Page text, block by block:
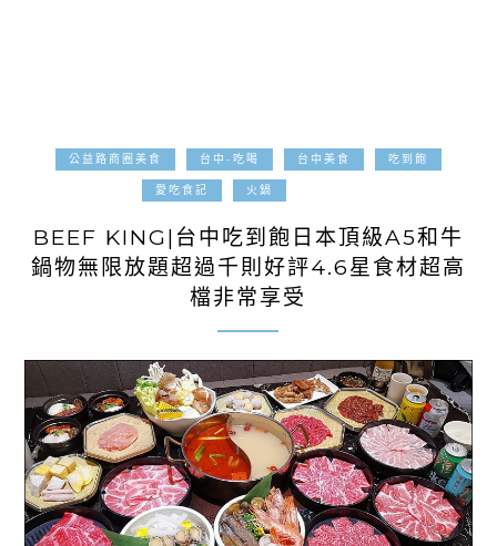
公益路商圈美食 台中-吃喝 台中美食 吃到飽
愛吃食記 火鍋
BEEF KING|台中吃到飽日本頂級A5和牛
鍋物無限放題超過千則好評4.6星食材超高
檔非常享受